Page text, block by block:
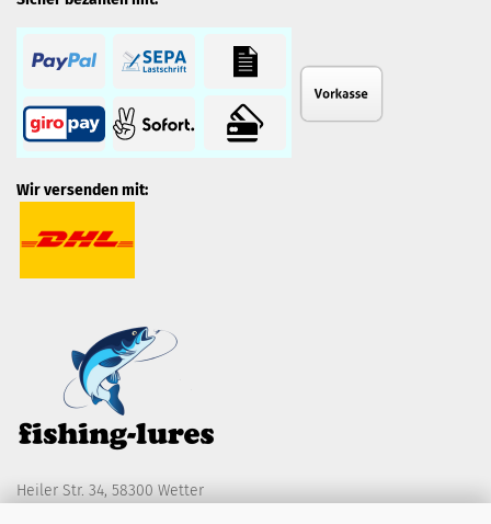
Wir versenden mit:
Heiler Str. 34, 58300 Wetter